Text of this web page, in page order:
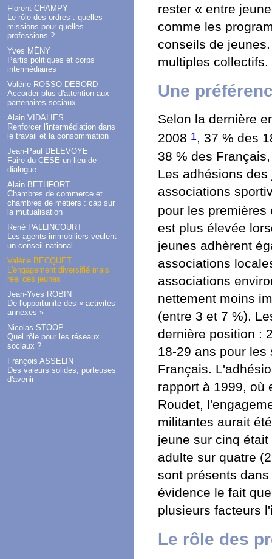
Florent CHAMPY
Le rôle des ordres : quelles
missions pour quelles
professions ?
Yves MÉNY
Partis politiques et corps
intermédiaires
Valérie ROSSO-DEBORD
Accorder plus d'attention aux
partenaires sociaux
Alain VIDALIES
Renforcer l'intermédiation dans
le travail et la consommation
Jean-Paul DELEVOYE
Faire du CESE un lieu de
dialogue
Alain BETHFORT
Chambres de commerce et
chambres de métiers : cap sur
la mutualisation
René PALLINCOURT
Les agents immobiliers veulent
un conseil national
Valérie BECQUET
L'engagement diversifié mais
réel des jeunes
Jean-Yves ROBIN
De l'opportunité des « activités
annexes »
Nicolas STOOP
Quel rôle pour les réseaux
sociaux ?
François ASSELIN
Des valeurs solides, porteuses
d'avenir
rester « entre
comme les
conseils de
multiples collectifs.
Une
Selon la dernière
2008 1, 37 % des
38 % des
Les adhésions
associations
pour les
est plus élevée
jeunes adhèrent
associations
associations
nettement moins
(entre 3 et 7 %).
dernière position :
18-29 ans pour
Français.
rapport à 1999, où
Roudet,
militantes aurait
jeune sur cinq
adulte sur quatre
sont présents
évidence le fait
plusieurs facteurs
Le rôle des